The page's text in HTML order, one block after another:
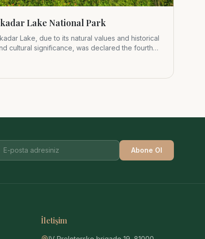
Lake National Park
Lake, due to its natural values and historical
cultural significance, was declared the fourth
Abone Ol
İletişim